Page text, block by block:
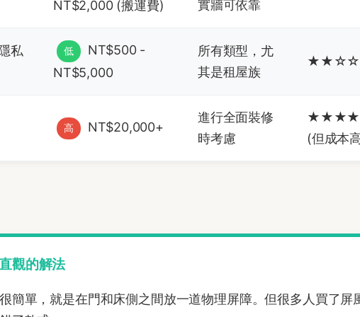
NT$2,000 (搬運費)
實牆可依靠
私
低
NT$500 -
NT$5,000
所有類型，尤
其是租屋族
高 NT$20,000+
進行全面裝修
時考慮
(但成本
觀的解法
簡單，就是在門和床側之間放一道物理屏障。但很多人買了屏